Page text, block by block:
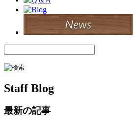
Staff Blog
最新の記事